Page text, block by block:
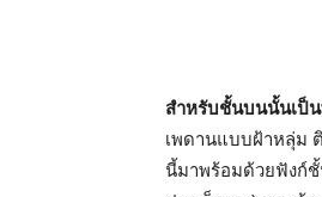
สำหรับชั้นบนนั้นเป็
เพดานแบบฝ้าหลุ่ม
นี้มาพร้อมด้วยฟังก์ชั้